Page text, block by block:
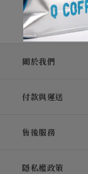
關於我們
付款與運送
售後服務
隱私權政策